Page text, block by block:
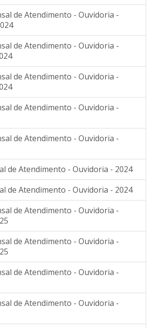
de Atendimento - Ouvidoria -
de Atendimento - Ouvidoria -
de Atendimento - Ouvidoria -
de Atendimento - Ouvidoria -
de Atendimento - Ouvidoria -
de Atendimento - Ouvidoria - 2024
de Atendimento - Ouvidoria - 2024
de Atendimento - Ouvidoria -
de Atendimento - Ouvidoria -
de Atendimento - Ouvidoria -
de Atendimento - Ouvidoria -